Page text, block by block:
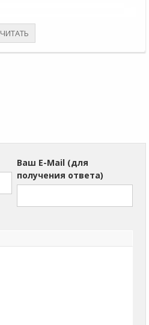
ЧИТАТЬ
Ваш E-Mail (для
получения ответа)